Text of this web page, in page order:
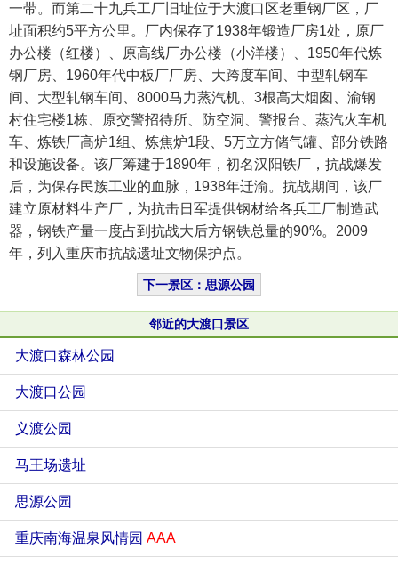
一带。而第二十九兵工厂旧址位于大渡口区老重钢厂区，厂
址面积约5平方公里。厂内保存了1938年锻造厂房1处，原厂
办公楼（红楼）、原高线厂办公楼（小洋楼）、1950年代炼
钢厂房、1960年代中板厂厂房、大跨度车间、中型轧钢车
间、大型轧钢车间、8000马力蒸汽机、3根高大烟囱、渝钢
村住宅楼1栋、原交警招待所、防空洞、警报台、蒸汽火车机
车、炼铁厂高炉1组、炼焦炉1段、5万立方储气罐、部分铁路
和设施设备。该厂筹建于1890年，初名汉阳铁厂，抗战爆发
后，为保存民族工业的血脉，1938年迁渝。抗战期间，该厂
建立原材料生产厂，为抗击日军提供钢材给各兵工厂制造武
器，钢铁产量一度占到抗战大后方钢铁总量的90%。2009
年，列入重庆市抗战遗址文物保护点。
下一景区：思源公园
邻近的大渡口景区
大渡口森林公园
大渡口公园
义渡公园
马王场遗址
思源公园
重庆南海温泉风情园 AAA